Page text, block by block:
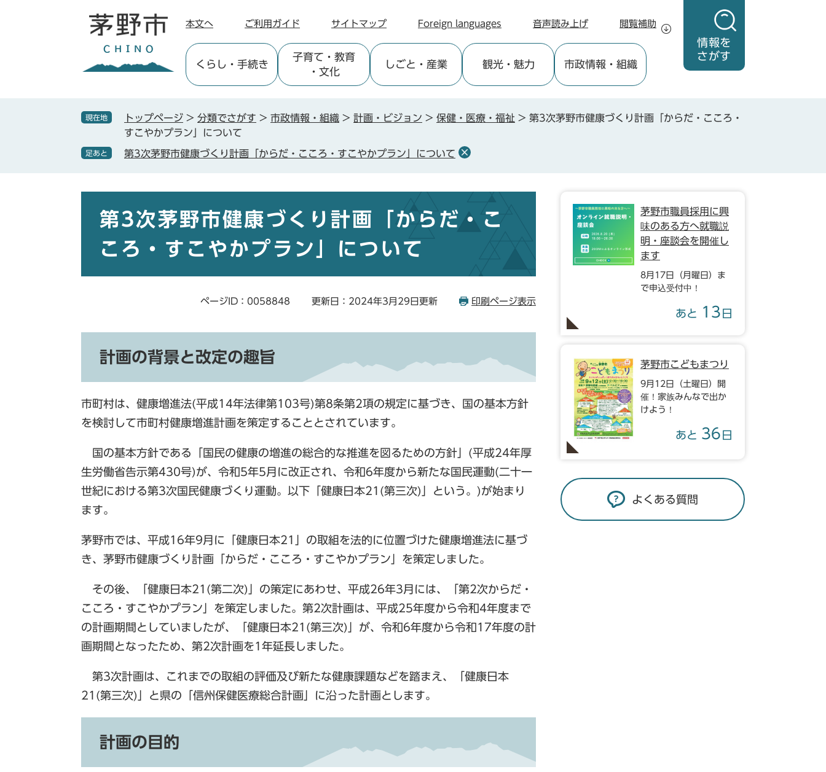
情報を
さがす
本文へ ご利用ガイド サイトマップ Foreign languages 音声読み上げ 閲覧補助
くらし ・手続き
子育て ・教育
・文化
しごと ・産業 観光・魅力 市政情報 ・組織
現在地 トップページ > 分類でさがす > 市政情報・組織 > 計画・ビジョン > 保健・医療・福祉 > 第3次茅野市健康づくり計画「からだ・こころ・
すこやかプラン」について
足あと 第3次茅野市健康づくり計画「からだ・こころ・すこやかプラン」について
第3次茅野市健康づくり計画「からだ・こ
ころ・すこやかプラン」について
ページID：0058848 更新日：2024年3月29日更新 印刷ページ表示
計画の背景と改定の趣旨
市町村は、健康増進法(平成14年法律第103号)第8条第2項の規定に基づき、国の基本方針
を検討して市町村健康増進計画を策定することとされています。
国の基本方針である「国民の健康の増進の総合的な推進を図るための方針」(平成24年厚
生労働省告示第430号)が、令和5年5月に改正され、令和6年度から新たな国民運動(二十一
世紀における第3次国民健康づくり運動。以下「健康日本21(第三次)」という。)が始まり
ます。
茅野市では、平成16年9月に「健康日本21」の取組を法的に位置づけた健康増進法に基づ
き、茅野市健康づくり計画「からだ・こころ・すこやかプラン」を策定しました。
その後、「健康日本21(第二次)」の策定にあわせ、平成26年3月には、「第2次からだ・
こころ・すこやかプラン」を策定しました。第2次計画は、平成25年度から令和4年度まで
の計画期間としていましたが、「健康日本21(第三次)」が、令和6年度から令和17年度の計
画期間となったため、第2次計画を1年延長しました。
第3次計画は、これまでの取組の評価及び新たな健康課題などを踏まえ、「健康日本
21(第三次)」と県の「信州保健医療総合計画」に沿った計画とします。
計画の目的
茅野市職員採用に興
味のある方へ就職説
明・座談会を開催し
ます
8月17日（月曜日）ま
で申込受付中！
あと 13 日
茅野市こどもまつり
9月12日（土曜日）開
催！家族みんなで出か
けよう！
あと 36 日
よくある質問